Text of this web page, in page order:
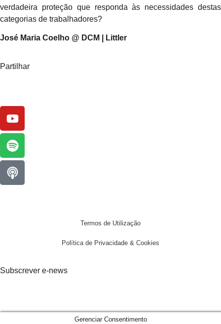
verdadeira proteção que responda às necessidades destas
categorias de trabalhadores?
José Maria Coelho @ DCM | Littler
Partilhar
Termos de Utilização
Política de Privacidade & Cookies
Subscrever e-news
Gerenciar Consentimento